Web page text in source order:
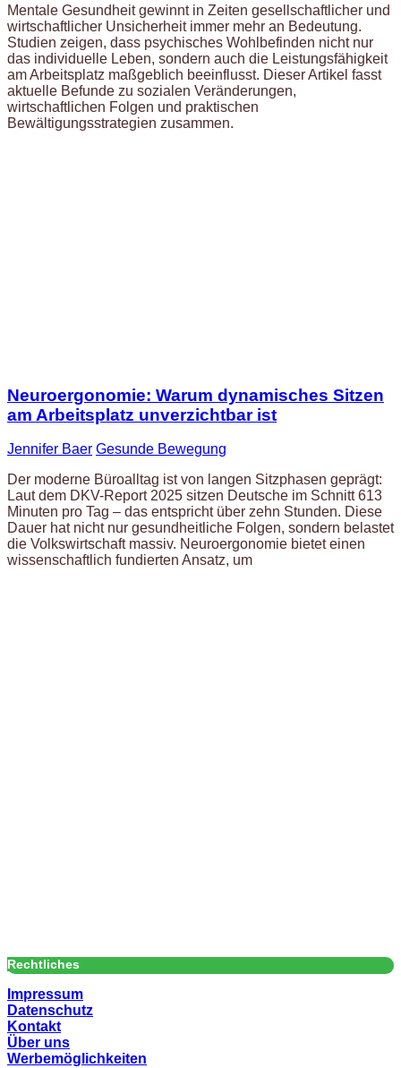
Mentale Gesundheit gewinnt in Zeiten gesellschaftlicher und
wirtschaftlicher Unsicherheit immer mehr an Bedeutung.
Studien zeigen, dass psychisches Wohlbefinden nicht nur
das individuelle Leben, sondern auch die Leistungsfähigkeit
am Arbeitsplatz maßgeblich beeinflusst. Dieser Artikel fasst
aktuelle Befunde zu sozialen Veränderungen,
wirtschaftlichen Folgen und praktischen
Bewältigungsstrategien zusammen.
Neuroergonomie: Warum dynamisches Sitzen
am Arbeitsplatz unverzichtbar ist
Jennifer Baer Gesunde Bewegung
Der moderne Büroalltag ist von langen Sitzphasen geprägt:
Laut dem DKV-Report 2025 sitzen Deutsche im Schnitt 613
Minuten pro Tag – das entspricht über zehn Stunden. Diese
Dauer hat nicht nur gesundheitliche Folgen, sondern belastet
die Volkswirtschaft massiv. Neuroergonomie bietet einen
wissenschaftlich fundierten Ansatz, um
Rechtliches
Impressum
Datenschutz
Kontakt
Über uns
Werbemöglichkeiten